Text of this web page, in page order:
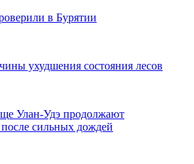
в Бурятии
ухудшения состояния лесов
Улан-Удэ продолжают
после сильных дождей